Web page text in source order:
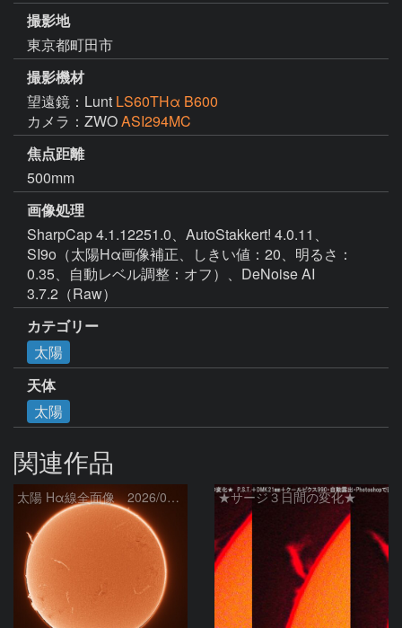
撮影地
東京都町田市
撮影機材
望遠鏡：Lunt LS60THα B600
カメラ：ZWOASI294MC
焦点距離
500mm
画像処理
SharpCap 4.1.12251.0、AutoStakkert! 4.0.11、
SI9o（太陽Hα画像補正、しきい値：20、明るさ：
0.35、自動レベル調整：オフ）、DeNoise AI
3.7.2（Raw）
カテゴリー
太陽
天体
太陽
関連作品
太陽 Hα線全面像 2026/08/07 ★サージ３日間の変化★